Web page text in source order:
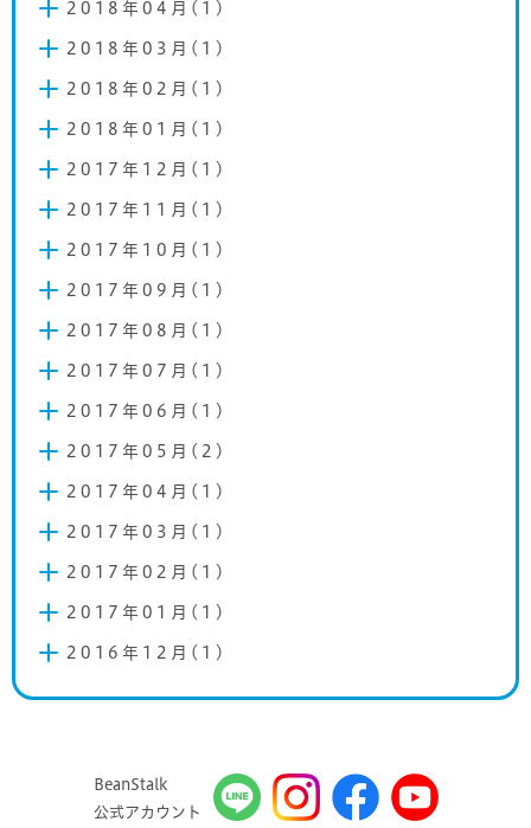
2018年04月(1)
2018年03月(1)
2018年02月(1)
2018年01月(1)
2017年12月(1)
2017年11月(1)
2017年10月(1)
2017年09月(1)
2017年08月(1)
2017年07月(1)
2017年06月(1)
2017年05月(2)
2017年04月(1)
2017年03月(1)
2017年02月(1)
2017年01月(1)
2016年12月(1)
BeanStalk
公式アカウント